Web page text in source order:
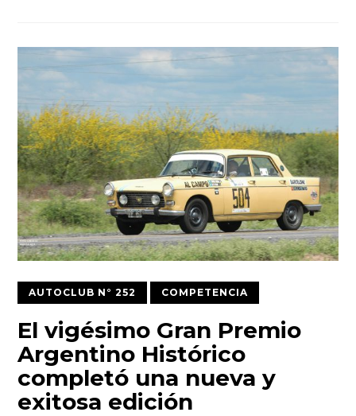
AUTOCLUB N° 252 COMPETENCIA
El vigésimo Gran Premio
Argentino Histórico
completó una nueva y
exitosa edición